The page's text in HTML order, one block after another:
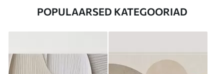
POPULAARSED KATEGOORIAD